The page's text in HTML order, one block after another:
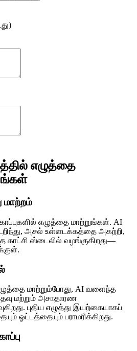
எழுத்தை
மாற்றம்
எழுத்தை மாற்றுங்கள். AI
அசல் உள்ளடக்கத்தை அகற்றி,
காட்சி ஸ்டைலில் வழங்குகிறது—
மாற்றும்போது, AI வளைந்த
மற்றும் அசாதாரண
புதிய எழுத்து இயற்கையாகப்
ஓட்டத்தையும் பராமரிக்கிறது.